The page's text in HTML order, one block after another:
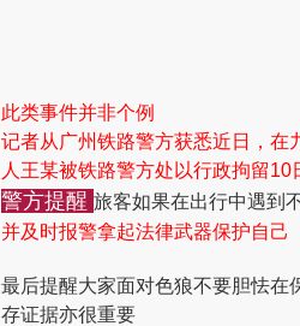
此类事件并非个例
记者从广州铁路警方获悉近日，在
人王某被铁路警方处以行政拘留10
警方提醒 旅客如果在出行中遇到
并及时报警拿起法律武器保护自己
最后提醒大家面对色狼不要胆怯在
存证据亦很重要